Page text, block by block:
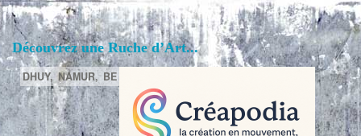
Découvrez une Ruche d’Art...
DHUY, NAMUR, BE